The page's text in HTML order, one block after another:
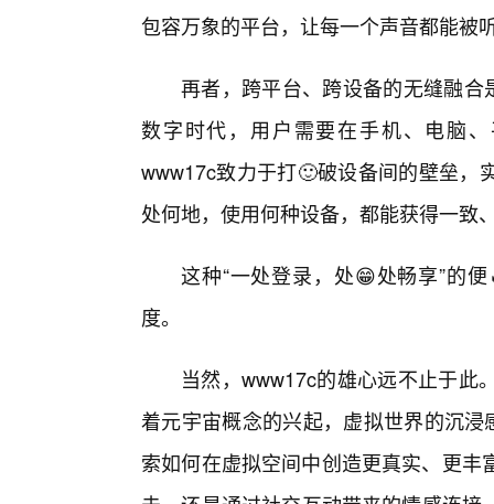
包容万象的平台，让每一个声音都能被
再者，跨平台、跨设备的无缝融
数字时代，用户需要在手机、电脑
www17c致力于打🙂破设备间的壁垒，
处何地，使用何种设备，都能获得一致
这种“一处登录，处😁处畅享”的
度。
当然，www17c的雄心远不止于此
着元宇宙概念的兴起，虚拟世界的沉
索如何在虚拟空间中创造更真实、更